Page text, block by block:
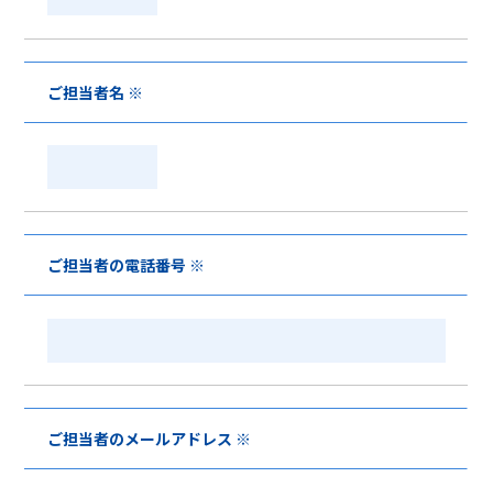
ご担当者名 ※
ご担当者の電話番号 ※
ご担当者のメールアドレス ※